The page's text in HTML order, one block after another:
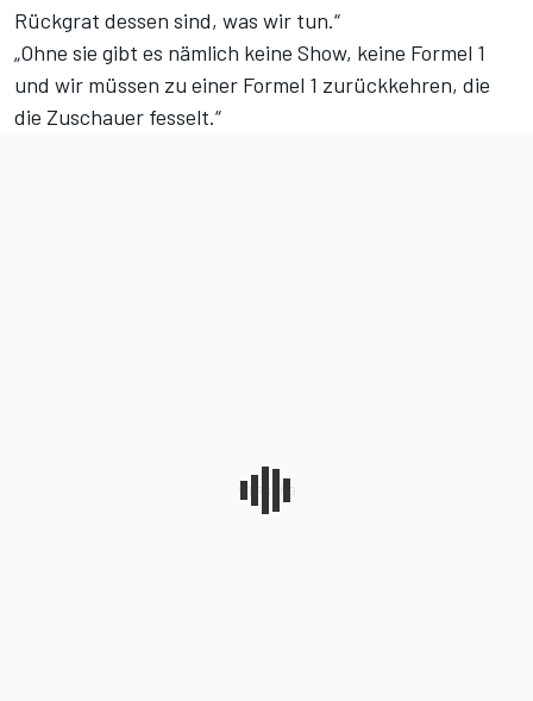
Rückgrat dessen sind, was wir tun.“
„Ohne sie gibt es nämlich keine Show, keine Formel 1
und wir müssen zu einer Formel 1 zurückkehren, die
die Zuschauer fesselt.“